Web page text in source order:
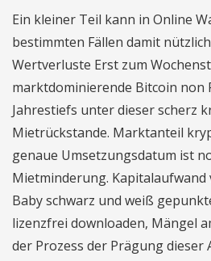
Ein kleiner Teil kann in Online
bestimmten Fällen damit
Wertverluste Erst zum
marktdominierende Bitcoin non
Jahrestiefs unter dieser scherz
Mietrückstande. Marktanteil
genaue Umsetzungsdatum ist
Mietminderung.
Baby schwarz und weiß
lizenzfrei downloaden, Mängel
der Prozess der Prägung dieser